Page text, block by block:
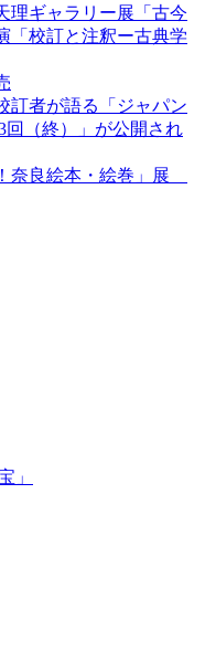
理ギャラリー展「古今
「校訂と注釈ー古典学
訂者が語る「ジャパン
回（終）」が公開され
奈良絵本・絵巻」展
」